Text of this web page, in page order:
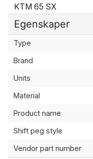
KTM 65 SX
Egenskaper
Type
Brand
Units
Material
Product name
Shift peg style
Vendor part number